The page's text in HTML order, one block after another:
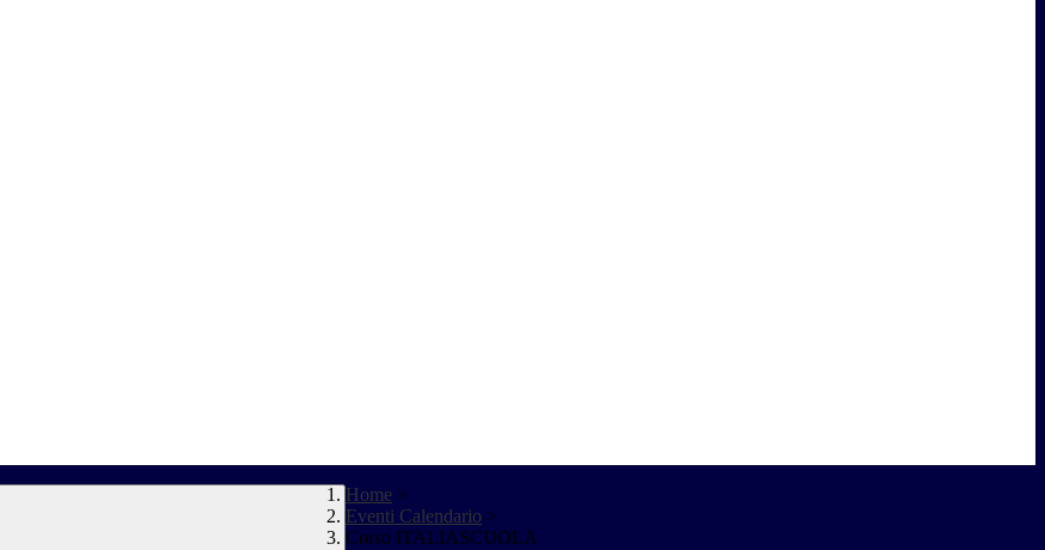
Home >
Eventi Calendario >
Corso ITALIASCUOLA